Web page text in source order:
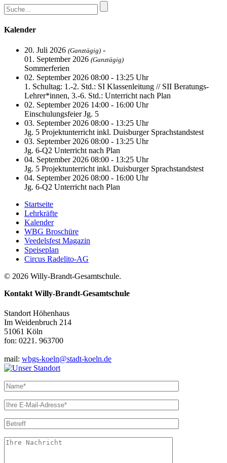
Kalender
20. Juli 2026 (Ganztägig) -
01. September 2026 (Ganztägig)
Sommerferien
02. September 2026 08:00 - 13:25 Uhr
1. Schultag: 1.-2. Std.: SI Klassenleitung // SII Beratungs-
Lehrer*innen, 3.-6. Std.: Unterricht nach Plan
02. September 2026 14:00 - 16:00 Uhr
Einschulungsfeier Jg. 5
03. September 2026 08:00 - 13:25 Uhr
Jg. 5 Projektunterricht inkl. Duisburger Sprachstandstest
03. September 2026 08:00 - 13:25 Uhr
Jg. 6-Q2 Unterricht nach Plan
04. September 2026 08:00 - 13:25 Uhr
Jg. 5 Projektunterricht inkl. Duisburger Sprachstandstest
04. September 2026 08:00 - 16:00 Uhr
Jg. 6-Q2 Unterricht nach Plan
Startseite
Lehrkräfte
Kalender
WBG Broschüre
Veedelsfest Magazin
Speiseplan
Circus Radelito-AG
© 2026 Willy-Brandt-Gesamtschule.
Kontakt Willy-Brandt-Gesamtschule
Standort Höhenhaus
Im Weidenbruch 214
51061 Köln
fon: 0221. 963700
mail: wbgs-koeln@stadt-koeln.de